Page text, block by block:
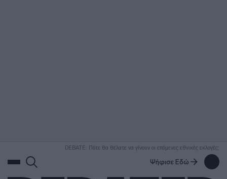
DEBATE: Πότε θα θέλατε να γίνουν οι επόμενες εθνικές εκλογές;
Ψήφισε Εδώ